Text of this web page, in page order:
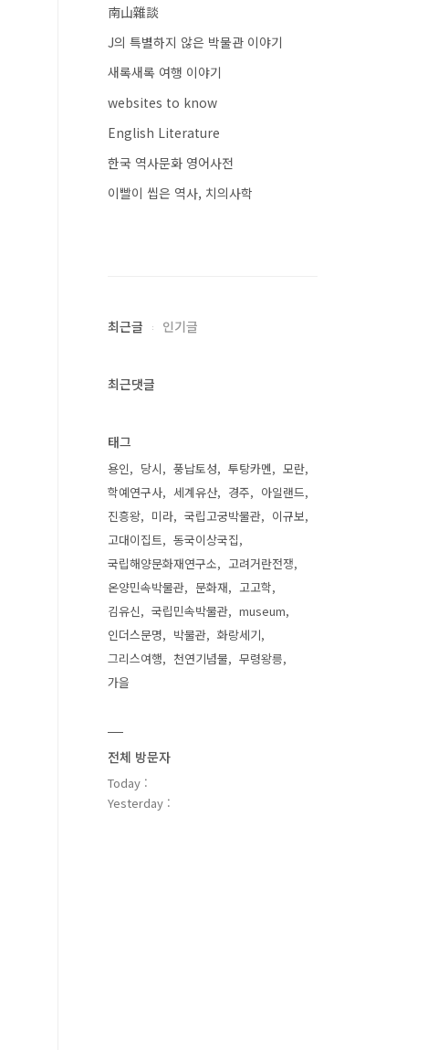
南山雜談
J의 특별하지 않은 박물관 이야기
새록새록 여행 이야기
websites to know
English Literature
한국 역사문화 영어사전
이빨이 씹은 역사, 치의사학
최근글 인기글
최근댓글
태그
용인 당시 풍납토성 투탕카멘
모란
학예연구사
세계유산 경주
아일랜드
진흥왕
미라 국립고궁박물관
이규보
고대이집트
동국이상국집
국립해양문화재연구소
고려거란전쟁
온양민속박물관
문화재
고고학
김유신
국립민속박물관
museum
인더스문명
박물관
화랑세기
그리스여행
천연기념물
무령왕릉
가을
전체 방문자
Today :
Yesterday :